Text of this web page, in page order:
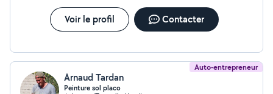
Voir le profil Contacter
Auto-entrepreneur
Arnaud Tardan
Peinture sol placo